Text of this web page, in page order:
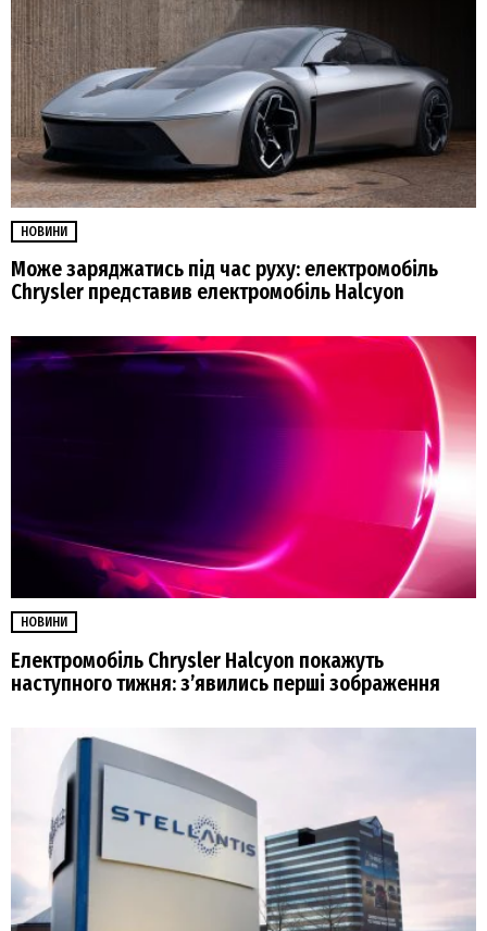
НОВИНИ
Може заряджатись під час руху: електромобіль
Chrysler представив електромобіль Halcyon
НОВИНИ
Електромобіль Chrysler Halcyon покажуть
наступного тижня: з’явились перші зображення